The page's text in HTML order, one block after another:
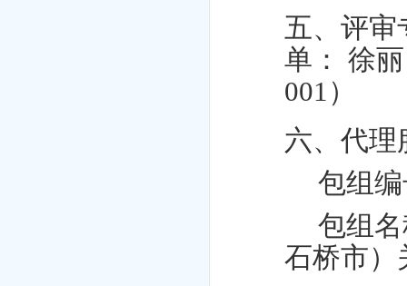
五、评审
单：
徐
001）
六、代理
包组
包组
石桥市）